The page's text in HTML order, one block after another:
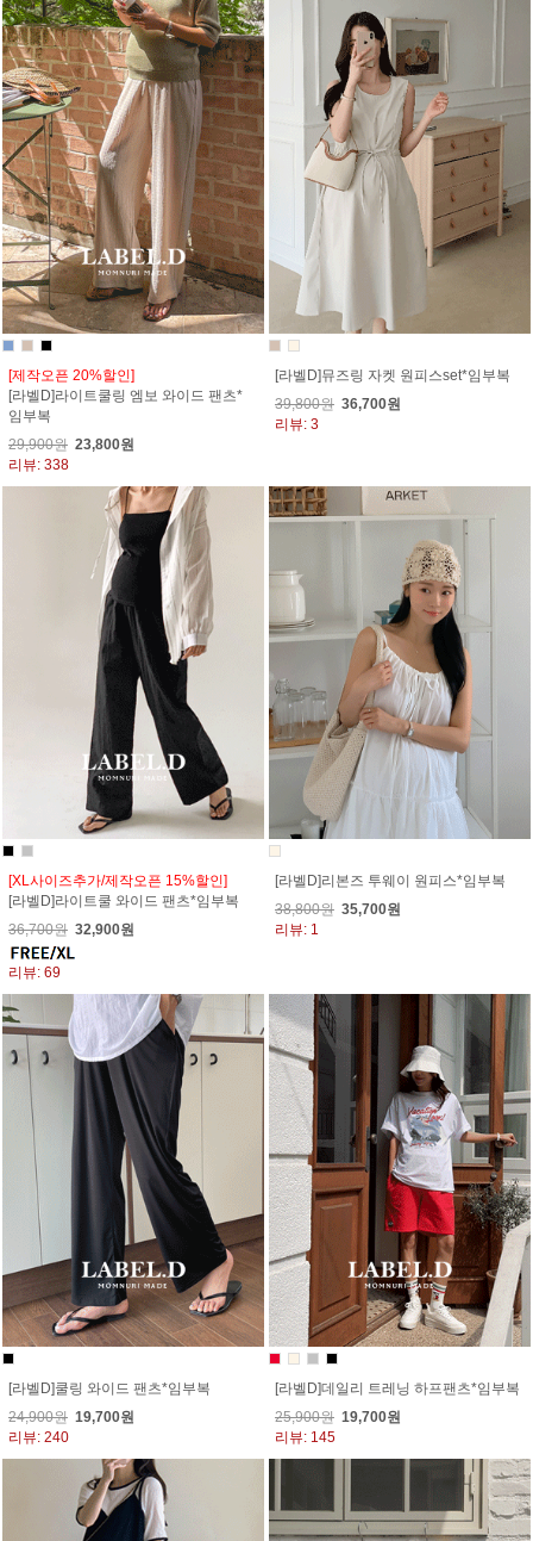
[제작오픈 20%할인]
[라벨D]라이트쿨링 엠보 와이드 팬츠*
임부복
29,900원 23,800원
리뷰: 338
[라벨D]뮤즈링 자켓 원피스set*임부복
39,800원 36,700원
리뷰: 3
[XL사이즈추가/제작오픈 15%할인]
[라벨D]라이트쿨 와이드 팬츠*임부복
36,700원 32,900원
리뷰: 69
[라벨D]리본즈 투웨이 원피스*임부복
38,800원 35,700원
리뷰: 1
[라벨D]쿨링 와이드 팬츠*임부복
24,900원 19,700원
리뷰: 240
[라벨D]데일리 트레닝 하프팬츠*임부복
25,900원 19,700원
리뷰: 145